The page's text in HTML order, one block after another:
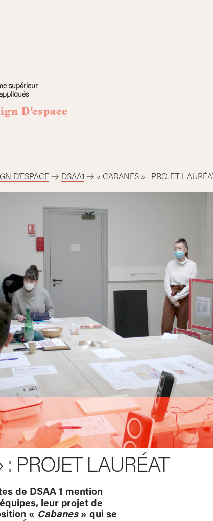
supérieur
D'espace
D'ESPACE DSAA1 « CABANES » : PROJET LAURÉAT
PROJET LAURÉAT
de DSAA 1 mention
leur projet de
« Cabanes» qui se